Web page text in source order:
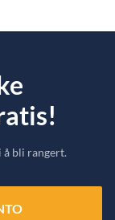
bli rangert.